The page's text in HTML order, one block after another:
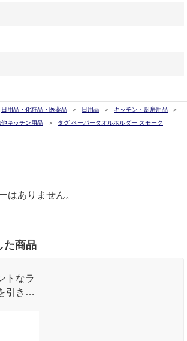
日用品・化粧品・医薬品 日用品
キッチン・厨房用品
他キッチン用品 タグ ペーパータオルホルダー スモーク
はありません。
た商品
トなラ
引き立
ペー
ーです